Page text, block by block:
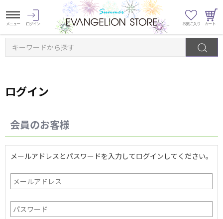
キーワードから探す
ログイン
会員のお客様
メールアドレスとパスワードを入力してログインしてください。